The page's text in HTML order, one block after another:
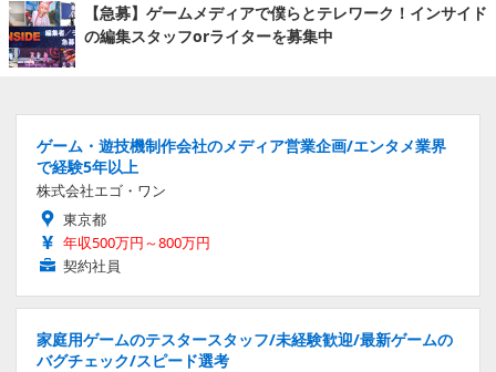
【急募】ゲームメディアで僕らとテレワーク！インサイド
の編集スタッフorライターを募集中
ゲーム・遊技機制作会社のメディア営業企画/エンタメ業界
で経験5年以上
株式会社エゴ・ワン
東京都
年収500万円～800万円
契約社員
家庭用ゲームのテスタースタッフ/未経験歓迎/最新ゲームの
バグチェック/スピード選考